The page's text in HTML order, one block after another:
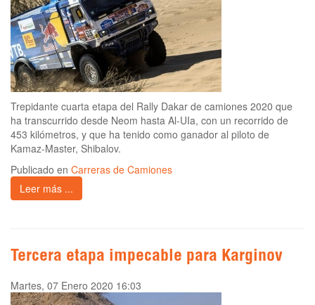
Trepidante cuarta etapa del Rally Dakar de camiones 2020 que
ha transcurrido desde Neom hasta Al-UIa, con un recorrido de
453 kilómetros, y que ha tenido como ganador al piloto de
Kamaz-Master, Shibalov.
Publicado en Carreras de Camiones
Leer más ...
Tercera etapa impecable para Karginov
Martes, 07 Enero 2020 16:03